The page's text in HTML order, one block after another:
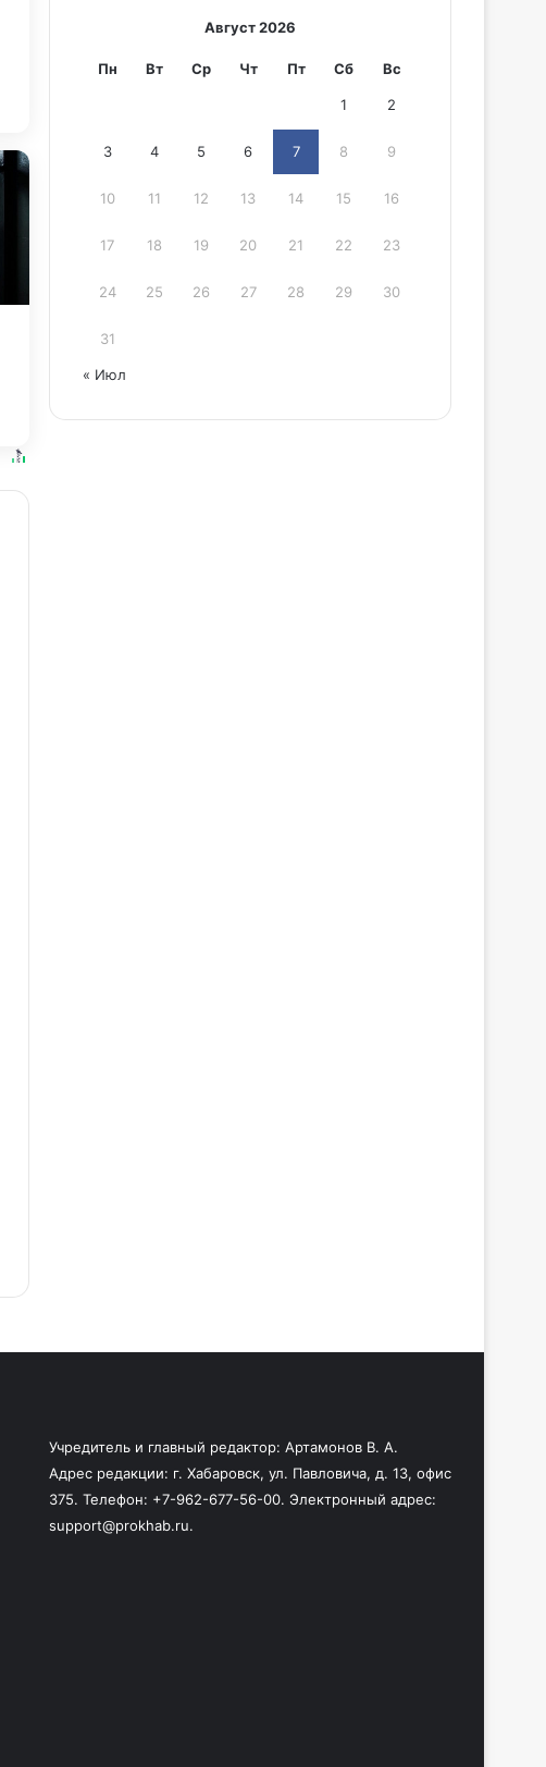
Август 2026
Пн Вт Ср Чт Пт Сб Вс
1 2
3 4 5 6 7 8 9
10 11 12 13 14 15 16
17 18 19 20 21 22 23
24 25 26 27 28 29 30
31
« Июл
Учредитель и главный редактор: Артамонов В. А.
Адрес редакции: г. Хабаровск, ул. Павловича, д. 13, офис
375. Телефон: +7-962-677-56-00. Электронный адрес:
support@prokhab.ru.